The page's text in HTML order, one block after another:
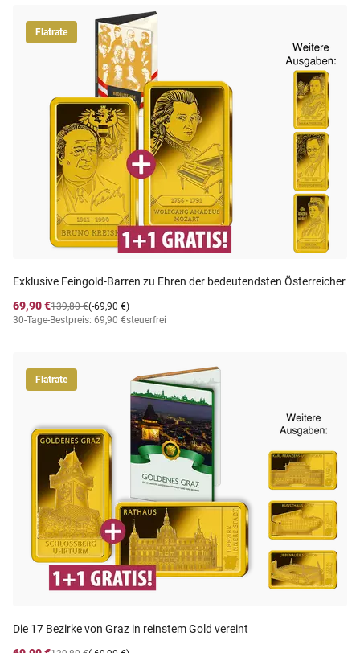
Flatrate
Exklusive Feingold-Barren zu Ehren der bedeutendsten Österreicher
69,90 €
(-69,90 €)
139,80 €
30-Tage-Bestpreis: 69,90 €steuerfrei
Flatrate
Die 17 Bezirke von Graz in reinstem Gold vereint